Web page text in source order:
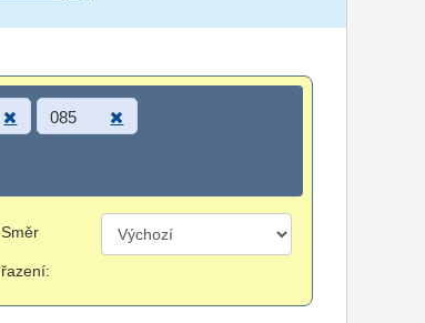
085
Směr
řazení: